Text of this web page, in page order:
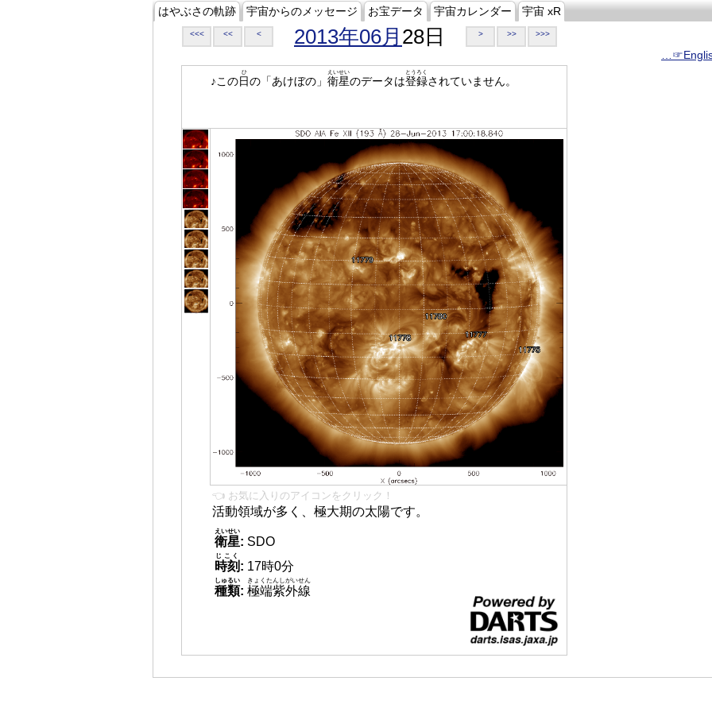
はやぶさの軌跡 宇宙からのメッセージ お宝データ 宇宙カレンダー 宇宙 xR
<<< << < 2013年06月 28日 > >> >>>
♪この日
ひ
の「あけぼの」 衛星
えいせい
のデータは登録
とうろく
されていません。
👈 お気に入りのアイコンをクリック！
活動領域が多く、極大期の太陽です。
衛星
えいせい
: SDO
時刻
じこく
: 17時0分
種類
しゅるい
: 極端紫外線
きょくたんしがいせん